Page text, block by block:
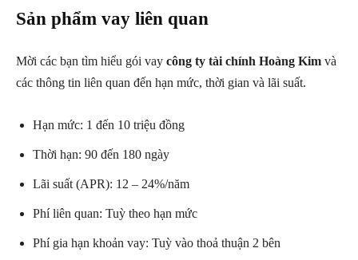
Sản phẩm vay liên quan
Mời các bạn tìm hiểu gói vay công ty tài chính Hoàng Kim và
các thông tin liên quan đến hạn mức, thời gian và lãi suất.
Hạn mức: 1 đến 10 triệu đồng
Thời hạn: 90 đến 180 ngày
Lãi suất (APR): 12 – 24%/năm
Phí liên quan: Tuỳ theo hạn mức
Phí gia hạn khoản vay: Tuỳ vào thoả thuận 2 bên